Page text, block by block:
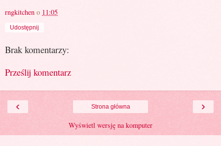
rngkitchen o 11:05
Udostępnij
Brak komentarzy:
Prześlij komentarz
‹ ›
Strona główna
Wyświetl wersję na komputer